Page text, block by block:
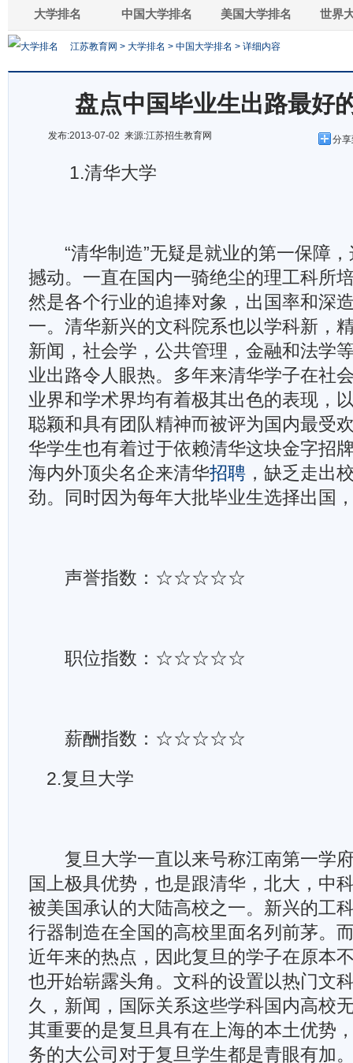
大学排名 中国大学排名 美国大学排名 世界
江苏教育网 > 大学排名 > 中国大学排名 > 详细内容
盘点中国毕业生出路最好
发布:2013-07-02 来源:江苏招生教育网 分
1.清华大学
“清华制造”无疑是就业的第一保障，
撼动。一直在国内一骑绝尘的理工科所
然是各个行业的追捧对象，出国率和深
一。清华新兴的文科院系也以学科新，
新闻，社会学，公共管理，金融和法学
业出路令人眼热。多年来清华学子在社
业界和学术界均有着极其出色的表现，
聪颖和具有团队精神而被评为国内最受
华学生也有着过于依赖清华这块金字招
海内外顶尖名企来清华招聘 ，缺乏走出
劲。同时因为每年大批毕业生选择出国
声誉指数：☆☆☆☆☆
职位指数：☆☆☆☆☆
薪酬指数：☆☆☆☆☆
2.复旦大学
复旦大学一直以来号称江南第一学
国上极具优势，也是跟清华，北大，中
被美国承认的大陆高校之一。新兴的工
行器制造在全国的高校里面名列前茅。
近年来的热点，因此复旦的学子在原本
也开始崭露头角。文科的设置以热门文
久，新闻，国际关系这些学科国内高校
其重要的是复旦具有在上海的本土优势
务的大公司对于复旦学生都是青眼有加